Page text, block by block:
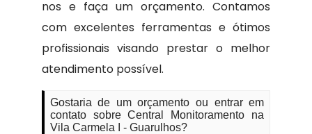
nos e faça um orçamento. Contamos
com excelentes ferramentas e ótimos
profissionais visando prestar o melhor
atendimento possível.
Gostaria de um orçamento ou entrar em
contato sobre Central Monitoramento na
Vila Carmela I - Guarulhos?